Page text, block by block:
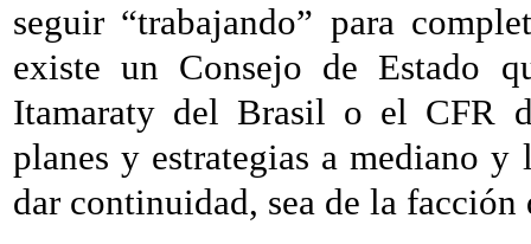
seguir “trabajando” para
existe un Consejo de Estado
Itamaraty del Brasil o el CFR
planes y estrategias a mediano
dar continuidad, sea de la facción